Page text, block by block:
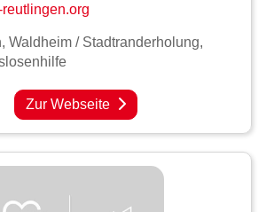
, Waldheim / Stadtranderholung,
Zur Webseite